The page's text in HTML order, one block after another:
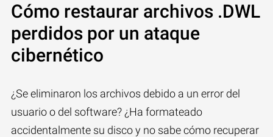
Cómo restaurar archivos .DWL
perdidos por un ataque
cibernético
¿Se eliminaron los archivos debido a un error del
usuario o del software? ¿Ha formateado
accidentalmente su disco y no sabe cómo recuperar